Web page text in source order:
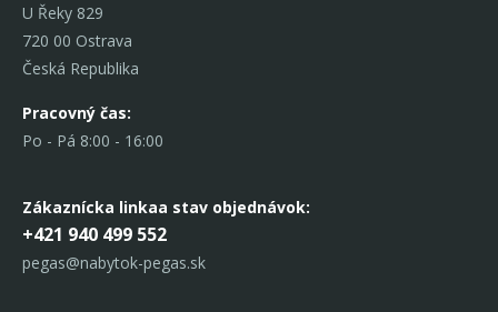
U Řeky 829
720 00 Ostrava
Česká Republika
Pracovný čas:
Po - Pá 8:00 - 16:00
Zákaznícka linkaa stav objednávok:
+421 940 499 552
pegas@nabytok-pegas.sk